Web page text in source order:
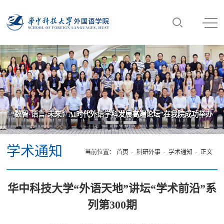
“数智·语言·未来：AI时代外语学科发展高端论坛”在我院成功举办
学术通知 当前位置： 首页 - 科研外事- 学术通知 - 正文
华中科技大学“外语天地”讲坛“学术前沿”系
列第300期